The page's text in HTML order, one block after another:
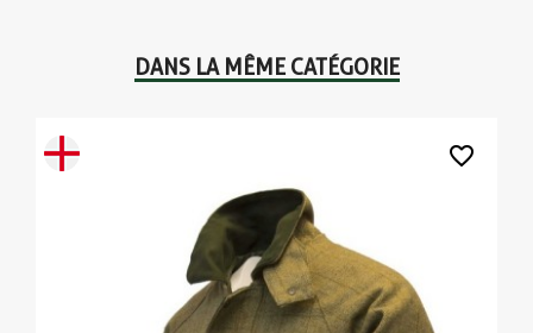
DANS LA MÊME CATÉGORIE
favorite_border